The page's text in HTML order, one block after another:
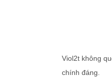
Viol2t không
chính đáng.